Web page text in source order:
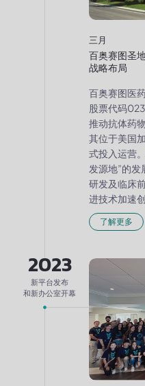
三月
百奥赛图圣
战略布局
百奥赛图医
股票代码
推动抗体药
其位于美国
式投入运营
发源地”的
研发及临床
进技术加速
了解更多
2023
新平台发布
和新办公室开幕